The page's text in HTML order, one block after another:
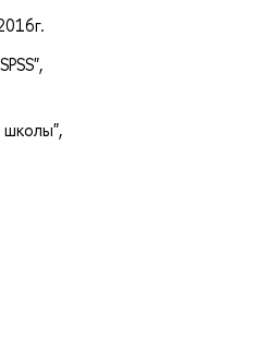
школы",